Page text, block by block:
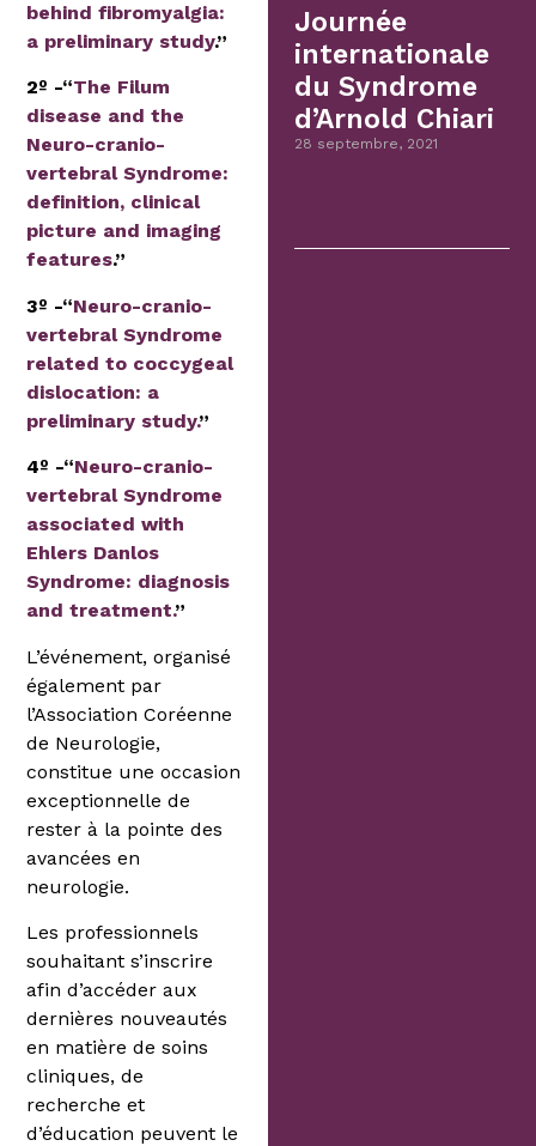
behind fibromyalgia:
a preliminary study.”
2º -“The Filum
disease and the
Neuro-cranio-
vertebral Syndrome:
definition, clinical
picture and imaging
features.”
3º -“Neuro-cranio-
vertebral Syndrome
related to coccygeal
dislocation: a
preliminary study.”
4º -“Neuro-cranio-
vertebral Syndrome
associated with
Ehlers Danlos
Syndrome: diagnosis
and treatment.”
L’événement, organisé
également par
l’Association Coréenne
de Neurologie,
constitue une occasion
exceptionnelle de
rester à la pointe des
avancées en
neurologie.
Les professionnels
souhaitant s’inscrire
afin d’accéder aux
dernières nouveautés
en matière de soins
cliniques, de
recherche et
d’éducation peuvent le
Journée
internationale
du Syndrome
d’Arnold Chiari
28 septembre, 2021